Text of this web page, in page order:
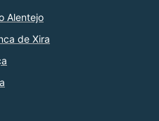
Alentejo
de Xira